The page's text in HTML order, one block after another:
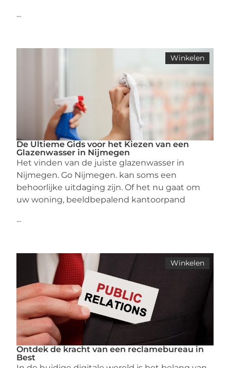
...
Winkelen
De Ultieme Gids voor het Kiezen van een
Glazenwasser in Nijmegen
Het vinden van de juiste glazenwasser in
Nijmegen. Go Nijmegen. kan soms een
behoorlijke uitdaging zijn. Of het nu gaat om
uw woning, beeldbepalend kantoorpand
...
Winkelen
Ontdek de kracht van een reclamebureau in
Best